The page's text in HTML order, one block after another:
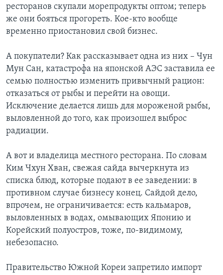
ресторанов скупали морепродукты оптом; теперь
же они бояться прогореть. Кое-кто вообще
временно приостановил свой бизнес.
А покупатели? Как рассказывает одна из них – Чун
Мун Сан, катастрофа на японской АЭС заставила ее
семью полностью изменить привычный рацион:
отказаться от рыбы и перейти на овощи.
Исключение делается лишь для мороженой рыбы,
выловленной до того, как произошел выброс
радиации.
А вот и владелица местного ресторана. По словам
Ким Чхун Хван, свежая сайда вычеркнута из
списка блюд, которые подают в ее заведении: в
противном случае бизнесу конец. Сайдой дело,
впрочем, не ограничивается: есть кальмаров,
выловленных в водах, омывающих Японию и
Корейский полуостров, тоже, по-видимому,
небезопасно.
Правительство Южной Кореи запретило импорт